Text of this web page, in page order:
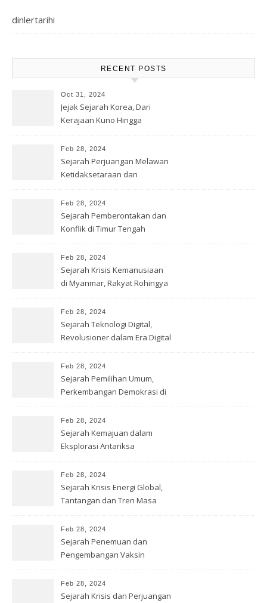
dinlertarihi
RECENT POSTS
Oct 31, 2024
Jejak Sejarah Korea, Dari
Kerajaan Kuno Hingga
Feb 28, 2024
Sejarah Perjuangan Melawan
Ketidaksetaraan dan
Feb 28, 2024
Sejarah Pemberontakan dan
Konflik di Timur Tengah
Feb 28, 2024
Sejarah Krisis Kemanusiaan
di Myanmar, Rakyat Rohingya
Feb 28, 2024
Sejarah Teknologi Digital,
Revolusioner dalam Era Digital
Feb 28, 2024
Sejarah Pemilihan Umum,
Perkembangan Demokrasi di
Feb 28, 2024
Sejarah Kemajuan dalam
Eksplorasi Antariksa
Feb 28, 2024
Sejarah Krisis Energi Global,
Tantangan dan Tren Masa
Feb 28, 2024
Sejarah Penemuan dan
Pengembangan Vaksin
Feb 28, 2024
Sejarah Krisis dan Perjuangan